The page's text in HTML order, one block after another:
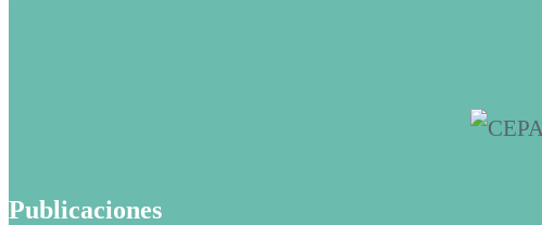
Publicaciones